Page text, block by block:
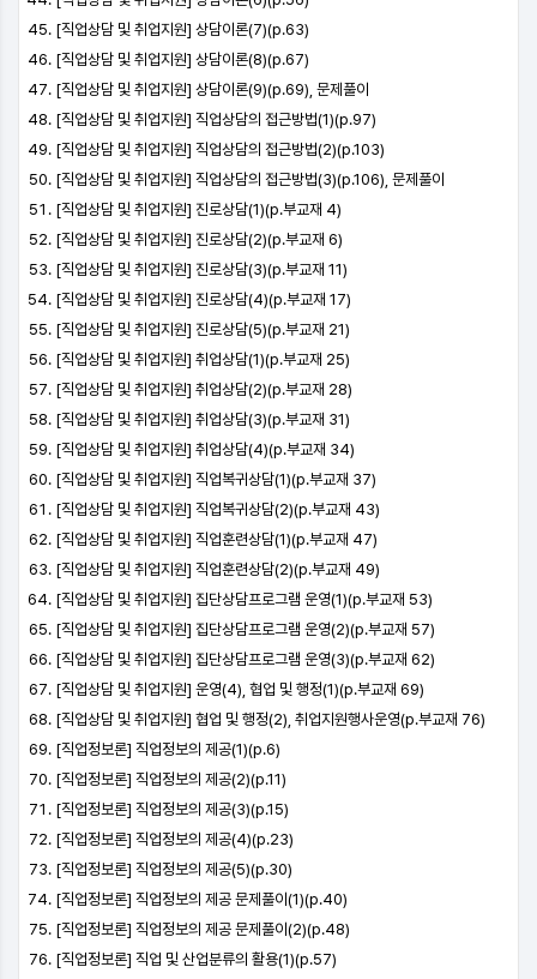
[직업상담 및 취업지원] 상담이론(7)(p.63)
[직업상담 및 취업지원] 상담이론(8)(p.67)
[직업상담 및 취업지원] 상담이론(9)(p.69), 문제풀이
[직업상담 및 취업지원] 직업상담의 접근방법(1)(p.97)
[직업상담 및 취업지원] 직업상담의 접근방법(2)(p.103)
[직업상담 및 취업지원] 직업상담의 접근방법(3)(p.106), 문제풀이
[직업상담 및 취업지원] 진로상담(1)(p.부교재 4)
[직업상담 및 취업지원] 진로상담(2)(p.부교재 6)
[직업상담 및 취업지원] 진로상담(3)(p.부교재 11)
[직업상담 및 취업지원] 진로상담(4)(p.부교재 17)
[직업상담 및 취업지원] 진로상담(5)(p.부교재 21)
[직업상담 및 취업지원] 취업상담(1)(p.부교재 25)
[직업상담 및 취업지원] 취업상담(2)(p.부교재 28)
[직업상담 및 취업지원] 취업상담(3)(p.부교재 31)
[직업상담 및 취업지원] 취업상담(4)(p.부교재 34)
[직업상담 및 취업지원] 직업복귀상담(1)(p.부교재 37)
[직업상담 및 취업지원] 직업복귀상담(2)(p.부교재 43)
[직업상담 및 취업지원] 직업훈련상담(1)(p.부교재 47)
[직업상담 및 취업지원] 직업훈련상담(2)(p.부교재 49)
[직업상담 및 취업지원] 집단상담프로그램 운영(1)(p.부교재 53)
[직업상담 및 취업지원] 집단상담프로그램 운영(2)(p.부교재 57)
[직업상담 및 취업지원] 집단상담프로그램 운영(3)(p.부교재 62)
[직업상담 및 취업지원] 운영(4), 협업 및 행정(1)(p.부교재 69)
[직업상담 및 취업지원] 협업 및 행정(2), 취업지원행사운영(p.부교재 76)
[직업정보론] 직업정보의 제공(1)(p.6)
[직업정보론] 직업정보의 제공(2)(p.11)
[직업정보론] 직업정보의 제공(3)(p.15)
[직업정보론] 직업정보의 제공(4)(p.23)
[직업정보론] 직업정보의 제공(5)(p.30)
[직업정보론] 직업정보의 제공 문제풀이(1)(p.40)
[직업정보론] 직업정보의 제공 문제풀이(2)(p.48)
[직업정보론] 직업 및 산업분류의 활용(1)(p.57)